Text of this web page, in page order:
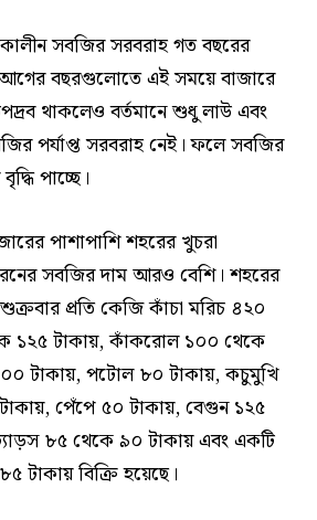
সবজির সরবরাহ গত বছরের
বছরগুলোতে এই সময়ে বাজারে
থাকলেও বর্তমানে শুধু লাউ এবং
পর্যাপ্ত সরবরাহ নেই। ফলে সবজির
পাচ্ছে।
পাশাপাশি শহরের খুচরা
সবজির দাম আরও বেশি। শহরের
প্রতি কেজি কাঁচা মরিচ ৪২০
১২৫ টাকায়, কাঁকরোল ১০০ থেকে
টাকায়, পটোল ৮০ টাকায়, কচুমুখি
পেঁপে ৫০ টাকায়, বেগুন ১২৫
৮৫ থেকে ৯০ টাকায় এবং একটি
টাকায় বিক্রি হয়েছে।